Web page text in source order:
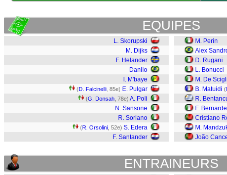
EQUIPES
L. Skorupski
M. Dijks
F. Helander
Danilo
I. M'baye
(D. Falcinelli , 85e) E. Pulgar
(G. Donsah , 78e) A. Poli
N. Sansone
R. Soriano
(R. Orsolini , 52e) S. Edera
F. Santander
M. Perin
Alex
D. Rugani
L. Bonucci
M. De
B. Matuidi (
R.
F.
Cristiano
M.
João
ENTRAINEURS